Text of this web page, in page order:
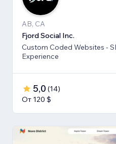
AB, CA
Fjord Social Inc.
Custom Coded Websites -
Experience
5,0 (14)
От 120 $